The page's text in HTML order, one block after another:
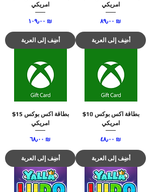
امريكي
السعر ‏١٠٩٫٠٠ ₪
أضِف إلى العربة
امريكي
السعر ‏٨٩٫٠٠ ₪
أضِف إلى العربة
بطاقة اكس بوكس 15$
امريكي
السعر ‏٦٨٫٠٠ ₪
أضِف إلى العربة
بطاقة اكس بوكس 10$
امريكي
السعر ‏٤٨٫٠٠ ₪
أضِف إلى العربة